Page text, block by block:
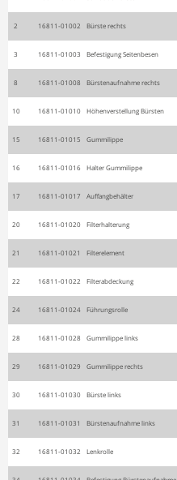
2 16811-01002 Bürste rechts
3 16811-01003 Befestigung Seitenbesen
8 16811-01008 Bürstenaufnahme rechts
10 16811-01010 Höhenverstellung Bürsten
15 16811-01015 Gummilippe
16 16811-01016 Halter Gummilippe
17 16811-01017 Auffangbehälter
20 16811-01020 Filterhalterung
21 16811-01021 Filterelement
22 16811-01022 Filterabdeckung
24 16811-01024 Führungsrolle
28 16811-01028 Gummilippe links
29 16811-01029 Gummilippe rechts
30 16811-01030 Bürste links
31 16811-01031 Bürstenaufnahme links
32 16811-01032 Lenkrolle